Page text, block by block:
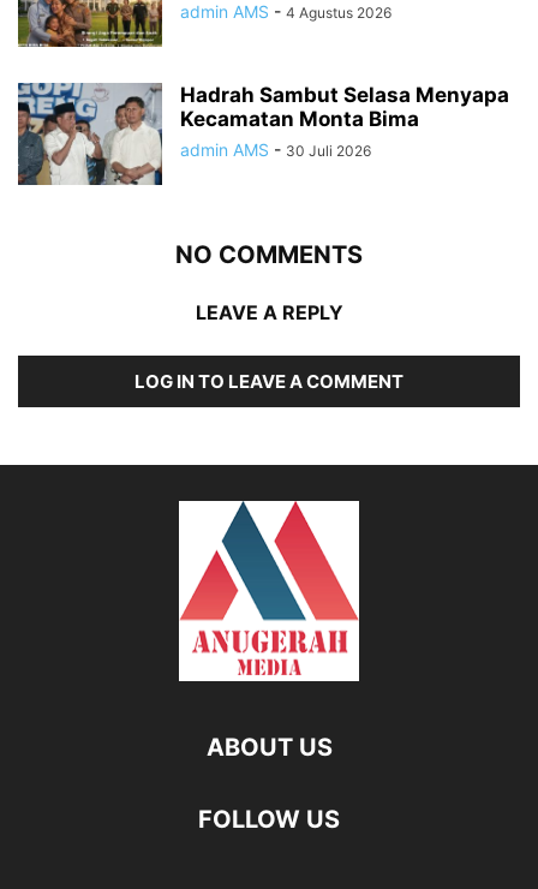
admin AMS - 4 Agustus 2026
Hadrah Sambut Selasa Menyapa
Kecamatan Monta Bima
admin AMS - 30 Juli 2026
NO COMMENTS
LEAVE A REPLY
LOG IN TO LEAVE A COMMENT
ABOUT US
FOLLOW US